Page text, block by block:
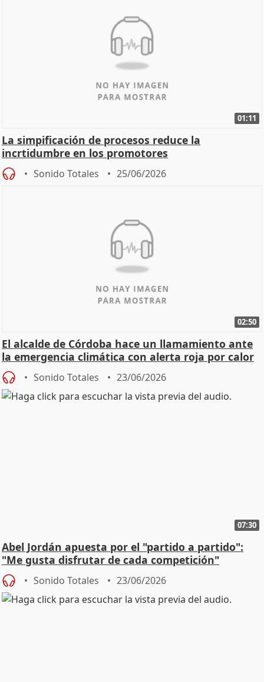
01:11
La simpificación de procesos reduce la
incrtidumbre en los promotores
Sonido Totales 25/06/2026
02:50
El alcalde de Córdoba hace un llamamiento ante
la emergencia climática con alerta roja por calor
Sonido Totales 23/06/2026
07:30
Abel Jordán apuesta por el "partido a partido":
"Me gusta disfrutar de cada competición"
Sonido Totales 23/06/2026